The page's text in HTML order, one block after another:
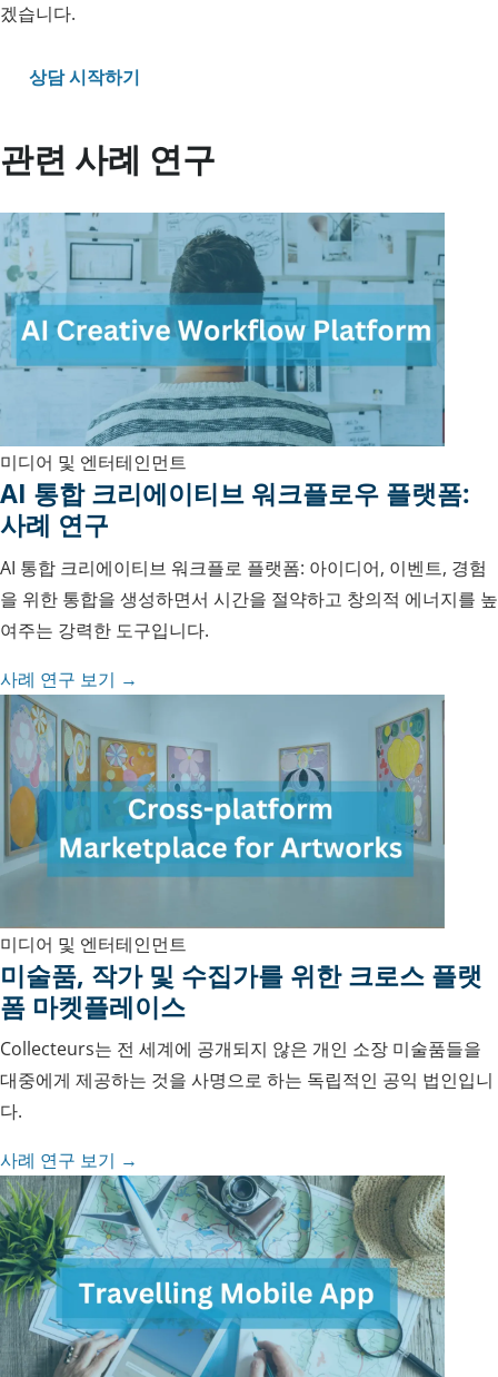
겠습니다.
상담 시작하기
관련 사례 연구
미디어 및 엔터테인먼트
AI 통합 크리에이티브 워크플로우 플랫폼:
사례 연구
AI 통합 크리에이티브 워크플로 플랫폼: 아이디어, 이벤트, 경험
을 위한 통합을 생성하면서 시간을 절약하고 창의적 에너지를 높
여주는 강력한 도구입니다.
사례 연구 보기 →
미디어 및 엔터테인먼트
미술품, 작가 및 수집가를 위한 크로스 플랫
폼 마켓플레이스
Collecteurs는 전 세계에 공개되지 않은 개인 소장 미술품들을
대중에게 제공하는 것을 사명으로 하는 독립적인 공익 법인입니
다.
사례 연구 보기 →